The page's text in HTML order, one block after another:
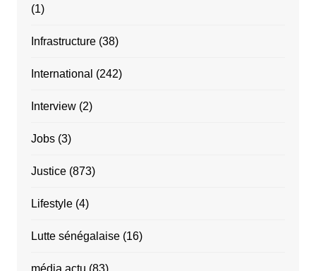
(1)
Infrastructure(38)
International (242)
Interview(2)
Jobs(3)
Justice(873)
Lifestyle(4)
Lutte sénégalaise(16)
média actu (83)